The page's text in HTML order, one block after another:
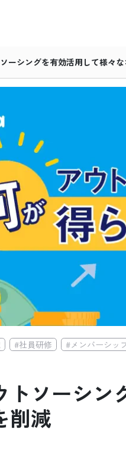
ーシングを有効活用して様々
#社員研修 #メンバーシッ
トソーシン
削減